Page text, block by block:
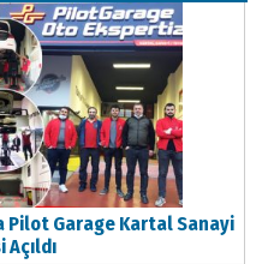
Pilot Garage Kartal Sanayi
Açıldı